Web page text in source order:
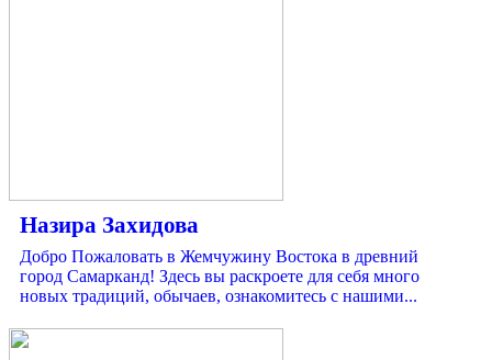
Назира Захидова
Добро Пожаловать в Жемчужину Востока в древний
город Самарканд! Здесь вы раскроете для себя много
новых традиций, обычаев, ознакомитесь с нашими...